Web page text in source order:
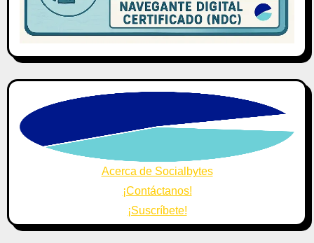
Acerca de Socialbytes
¡Contáctanos!
¡Suscríbete!